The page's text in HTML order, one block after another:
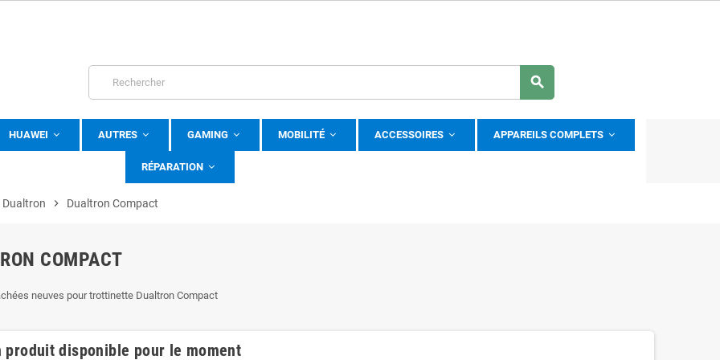
search
HUAWEI AUTRES GAMING MOBILITÉ ACCESSOIRES APPAREILS COMPLETS
RÉPARATION
Dualtron chevron_right Dualtron Compact
COMPACT
neuves pour trottinette Dualtron Compact
produit disponible pour le moment